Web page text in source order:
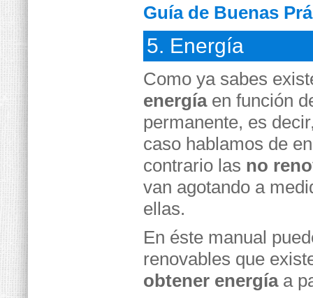
Guía de Buenas
5. Energía
Como ya sabes
energíaen función
permanente, es
caso hablamos de
contrario las no
van agotando a
ellas.
En éste manual
renovables que
obtener energíaa